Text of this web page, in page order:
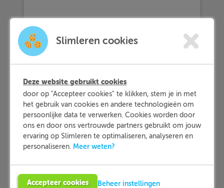
Afbeelding
Slimleren cookies
Deze website gebruikt cookies
door op "Accepteer cookies" te klikken, stem je in met
het gebruik van cookies en andere technologieën om
persoonlijke data te verwerken. Cookies worden door
ons en door ons vertrouwde partners gebruikt om jouw
ervaring op Slimleren te optimaliseren, analyseren en
personaliseren. Meer weten?
Accepteer cookies Beheer instellingen